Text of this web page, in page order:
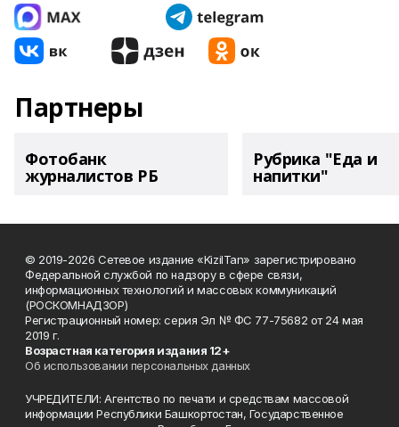
Партнеры
Фотобанк
журналистов РБ
Рубрика "Еда и
напитки"
© 2019-2026 Сетевое издание «KizilTan» зарегистрировано
Федеральной службой по надзору в сфере связи,
информационных технологий и массовых коммуникаций
(РОСКОМНАДЗОР)
Регистрационный номер: серия Эл № ФС 77-75682 от 24 мая
2019 г.
Возрастная категория издания 12+
Об использовании персональных данных
УЧРЕДИТЕЛИ: Агентство по печати и средствам массовой
информации Республики Башкортостан, Государственное